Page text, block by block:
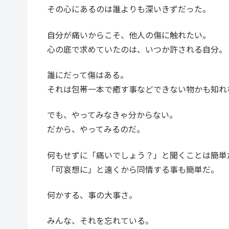
その心にあるのは誰よりも深いきずだった。
自分が痛いからこそ、他人の傷に触れたい。
心の底で求めていたのは、いつか許される自分。
誰にだって傷はある。
それは包帯一本で癒す事などできない物かも知れ
でも、やってみなきゃ分からない。
だから、やってみるのだ。
何もせずに「痛いでしょう？」と聞くことは簡単
「可哀想に」と遠くから同情する事も簡単だ。
何かする、事の大事さ。
みんな、それを忘れている。